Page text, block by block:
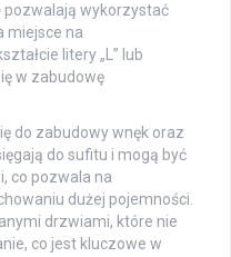
pozwalają wykorzystać
miejsce na
litery „L” lub
w zabudowę
do zabudowy wnęk oraz
do sufitu i mogą być
co pozwala na
dużej pojemności.
drzwiami, które nie
co jest kluczowe w